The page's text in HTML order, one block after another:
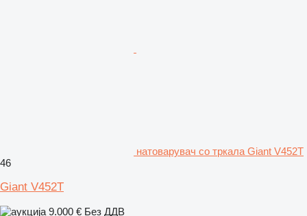
натоварувач со тркала Giant V452T
46
Giant V452T
9.000 € Без ДДВ